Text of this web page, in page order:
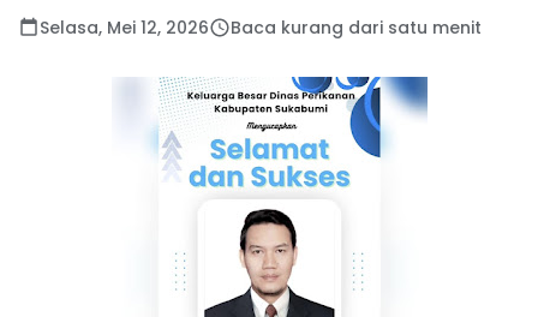
Selasa, Mei 12, 2026 Baca kurang dari satu menit